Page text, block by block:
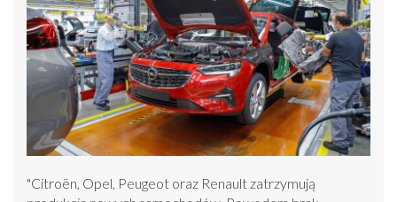
"Citroën, Opel, Peugeot oraz Renault zatrzymują